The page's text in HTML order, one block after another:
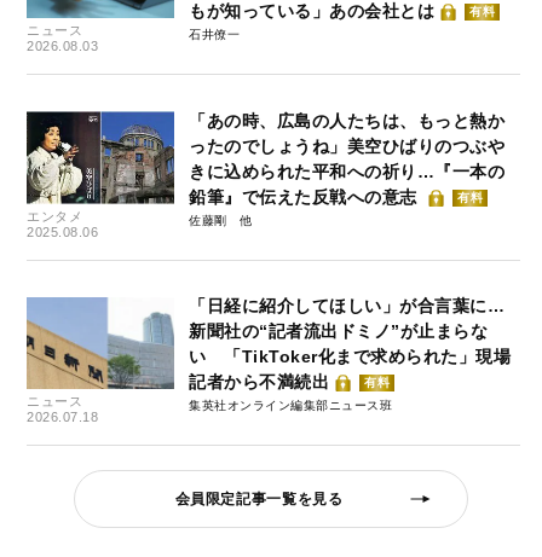
ニュース
2026.08.03
もが知っている」あの会社とは
有料
石井僚一
エンタメ
2025.08.06
「あの時、広島の人たちは、もっと熱か
ったのでしょうね」美空ひばりのつぶや
きに込められた平和への祈り…『一本の
鉛筆』で伝えた反戦への意志
有料
佐藤剛
ニュース
2026.07.18
「日経に紹介してほしい」が合言葉に…
新聞社の“記者流出ドミノ”が止まらな
い 「TikToker化まで求められた」現場
記者から不満続出
有料
集英社オンライン編集部ニュース班
会員限定記事一覧を見る